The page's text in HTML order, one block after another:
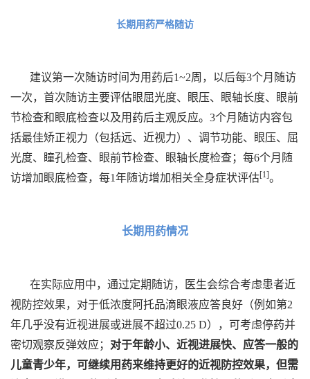
长期用药严格随访
建议第一次随访时间为用药后1~2周，以后每3个月随访
一次，首次随访主要评估眼屈光度、眼压、眼轴长度、眼前
节检查和眼底检查以及用药后主观反应。3个月随访内容包
括最佳矫正视力（包括远、近视力）、调节功能、眼压、屈
光度、瞳孔检查、眼前节检查、眼轴长度检查；每6个月随
访增加眼底检查，每1年随访增加相关全身症状评估[1]。
长期用药情况
在实际应用中，通过定期随访，医生会综合考虑患者近
视防控效果，对于低浓度阿托品滴眼液应答良好（例如第2
年几乎没有近视进展或进展不超过0.25 D），可考虑停药并
密切观察反弹效应； 对于年龄小、近视进展快、应答一般的
儿童青少年，可继续用药来维持更好的近视防控效果，但需